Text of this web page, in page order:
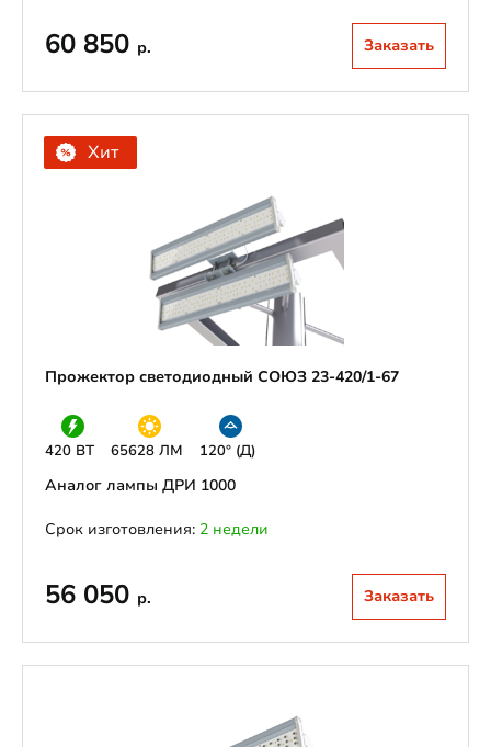
60 850 р. Заказать
Хит
Прожектор светодиодный СОЮЗ 23-420/1-67
420 ВТ 65628 ЛМ 120° (Д)
Аналог лампы ДРИ 1000
Срок изготовления: 2 недели
56 050 р. Заказать